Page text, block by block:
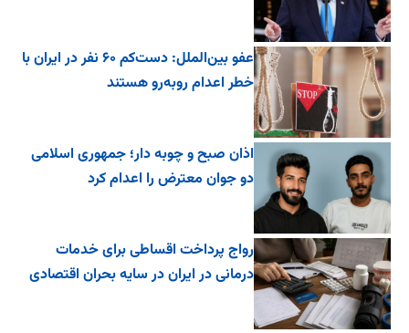
عفو بین‌الملل: دست‌کم ۶۰ نفر در ایران با
خطر اعدام روبه‌رو هستند
اذان صبح و چوبه دار؛ جمهوری اسلامی
دو جوان معترض را اعدام کرد
رواج پرداخت اقساطی برای خدمات
درمانی در ایران در سایه بحران اقتصادی